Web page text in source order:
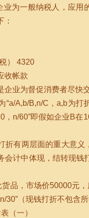
业为一般纳税人，应
） 4320
收帐款
业为督促消费者尽快
“a/A,b/B,n/C，a,b为
，n/60”即假如企业B
折有两层面的重大意
会计中体现，结转现
品，市场价50000元
30”（现钱打折不包含
（一）